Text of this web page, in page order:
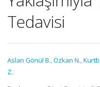
Tedavisi
Aslan Gönül B.,Özkan N.,
Z.